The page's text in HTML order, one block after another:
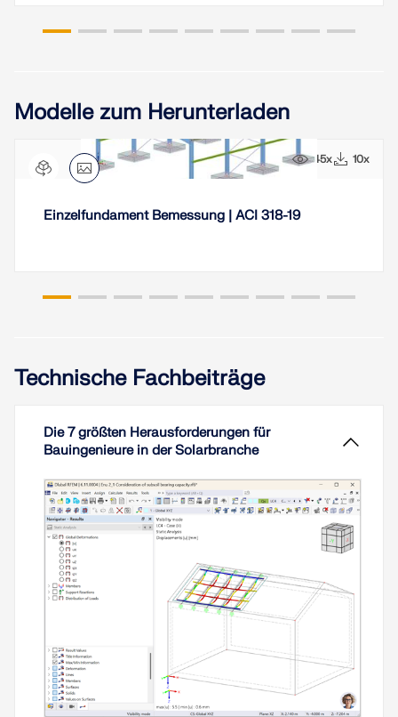
Modelle zum Herunterladen
45x 10x
Einzelfundament Bemessung | ACI 318-19
Technische Fachbeiträge
Die 7 größten Herausforderungen für
Bauingenieure in der Solarbranche